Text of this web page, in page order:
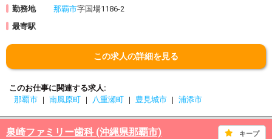
勤務地
那覇市字国場1186-2
最寄駅
この求人の詳細を見る
このお仕事に関連する求人
那覇市
南風原町 八重瀬町 豊見城市 浦添市
キープ
泉崎ファミリー歯科 (沖縄県那覇市)